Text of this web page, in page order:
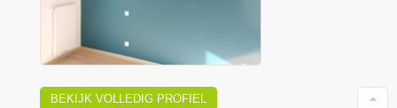
BEKIJK VOLLEDIG PROFIEL